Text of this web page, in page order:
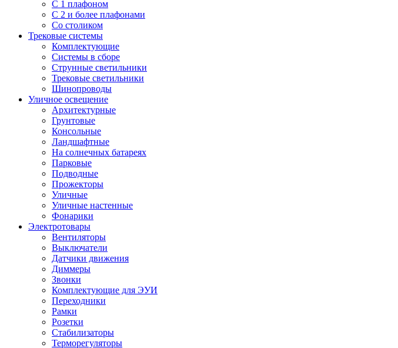
С 1 плафоном
С 2 и более плафонами
Со столиком
Трековые системы
Комплектующие
Системы в сборе
Струнные светильники
Трековые светильники
Шинопроводы
Уличное освещение
Архитектурные
Грунтовые
Консольные
Ландшафтные
На солнечных батареях
Парковые
Подводные
Прожекторы
Уличные
Уличные настенные
Фонарики
Электротовары
Вентиляторы
Выключатели
Датчики движения
Диммеры
Звонки
Комплектующие для ЭУИ
Переходники
Рамки
Розетки
Стабилизаторы
Терморегуляторы